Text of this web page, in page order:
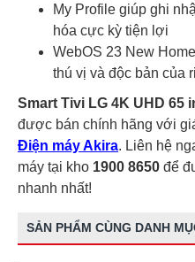
My Profile giúp ghi
hóa cực kỳ tiện lợi
WebOS 23 New
thú vị và độc bản của
Smart Tivi LG 4K UHD 65
được bán chính hãng với
Điện máy Akira. Liên hệ
máy tại kho 1900 8650 để
nhanh nhất!
SẢN PHẨM CÙNG DANH